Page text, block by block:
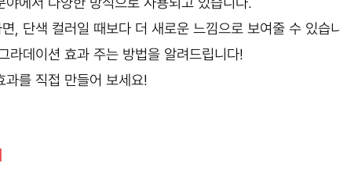
, 단색 컬러일 때보다 더 새로운 느낌으로 보여줄 수 있습
라데이션 효과 주는 방법을 알려드립니다!
를 직접 만들어 보세요!